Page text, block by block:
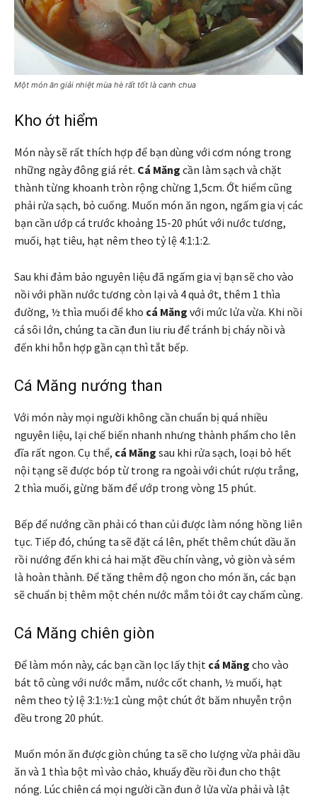
Một món ăn giải nhiệt mùa hè rất tốt là canh chua
Kho ớt hiểm
Món này sẽ rất thích hợp để bạn dùng với cơm nóng trong
những ngày đông giá rét. Cá Măng cần làm sạch và chặt
thành từng khoanh tròn rộng chừng 1,5cm. Ớt hiểm cũng
phải rửa sạch, bỏ cuống. Muốn món ăn ngon, ngấm gia vị các
bạn cần ướp cá trước khoảng 15-20 phút với nước tương,
muối, hạt tiêu, hạt nêm theo tỷ lệ 4:1:1:2.
Sau khi đảm bảo nguyên liệu đã ngấm gia vị bạn sẽ cho vào
nồi với phần nước tương còn lại và 4 quả ớt, thêm 1 thìa
đường, ½ thìa muối để kho cá Măng với mức lửa vừa. Khi nồi
cá sôi lớn, chúng ta cần đun liu riu để tránh bị cháy nồi và
đến khi hỗn hợp gần cạn thì tắt bếp.
Cá Măng nướng than
Với món này mọi người không cần chuẩn bị quá nhiều
nguyên liệu, lại chế biến nhanh nhưng thành phẩm cho lên
đĩa rất ngon. Cụ thể, cá Măng sau khi rửa sạch, loại bỏ hết
nội tạng sẽ được bóp từ trong ra ngoài với chút rượu trắng,
2 thìa muối, gừng băm để ướp trong vòng 15 phút.
Bếp để nướng cần phải có than củi được làm nóng hồng liên
tục. Tiếp đó, chúng ta sẽ đặt cá lên, phết thêm chút dầu ăn
rồi nướng đến khi cả hai mặt đều chín vàng, vỏ giòn và sém
là hoàn thành. Để tăng thêm độ ngon cho món ăn, các bạn
sẽ chuẩn bị thêm một chén nước mắm tỏi ớt cay chấm cùng.
Cá Măng chiên giòn
Để làm món này, các bạn cần lọc lấy thịt cá Măng cho vào
bát tô cùng với nước mắm, nước cốt chanh, ½ muối, hạt
nêm theo tỷ lệ 3:1:½:1 cùng một chút ớt băm nhuyễn trộn
đều trong 20 phút.
Muốn món ăn được giòn chúng ta sẽ cho lượng vừa phải dầu
ăn và 1 thìa bột mì vào chảo, khuấy đều rồi đun cho thật
nóng. Lúc chiên cá mọi người cần đun ở lửa vừa phải và lật